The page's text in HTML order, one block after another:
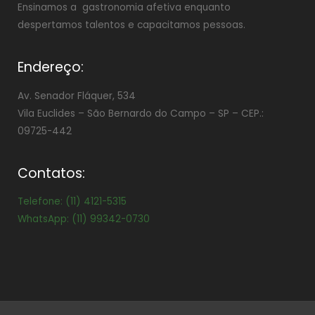
Ensinamos a gastronomia afetiva enquanto
despertamos talentos e capacitamos pessoas.
Endereço:
Av. Senador Fláquer, 534
Vila Euclides – São Bernardo do Campo – SP – CEP.:
09725-442
Contatos:
Telefone: (11) 4121-5315
WhatsApp: (11) 99342-0730